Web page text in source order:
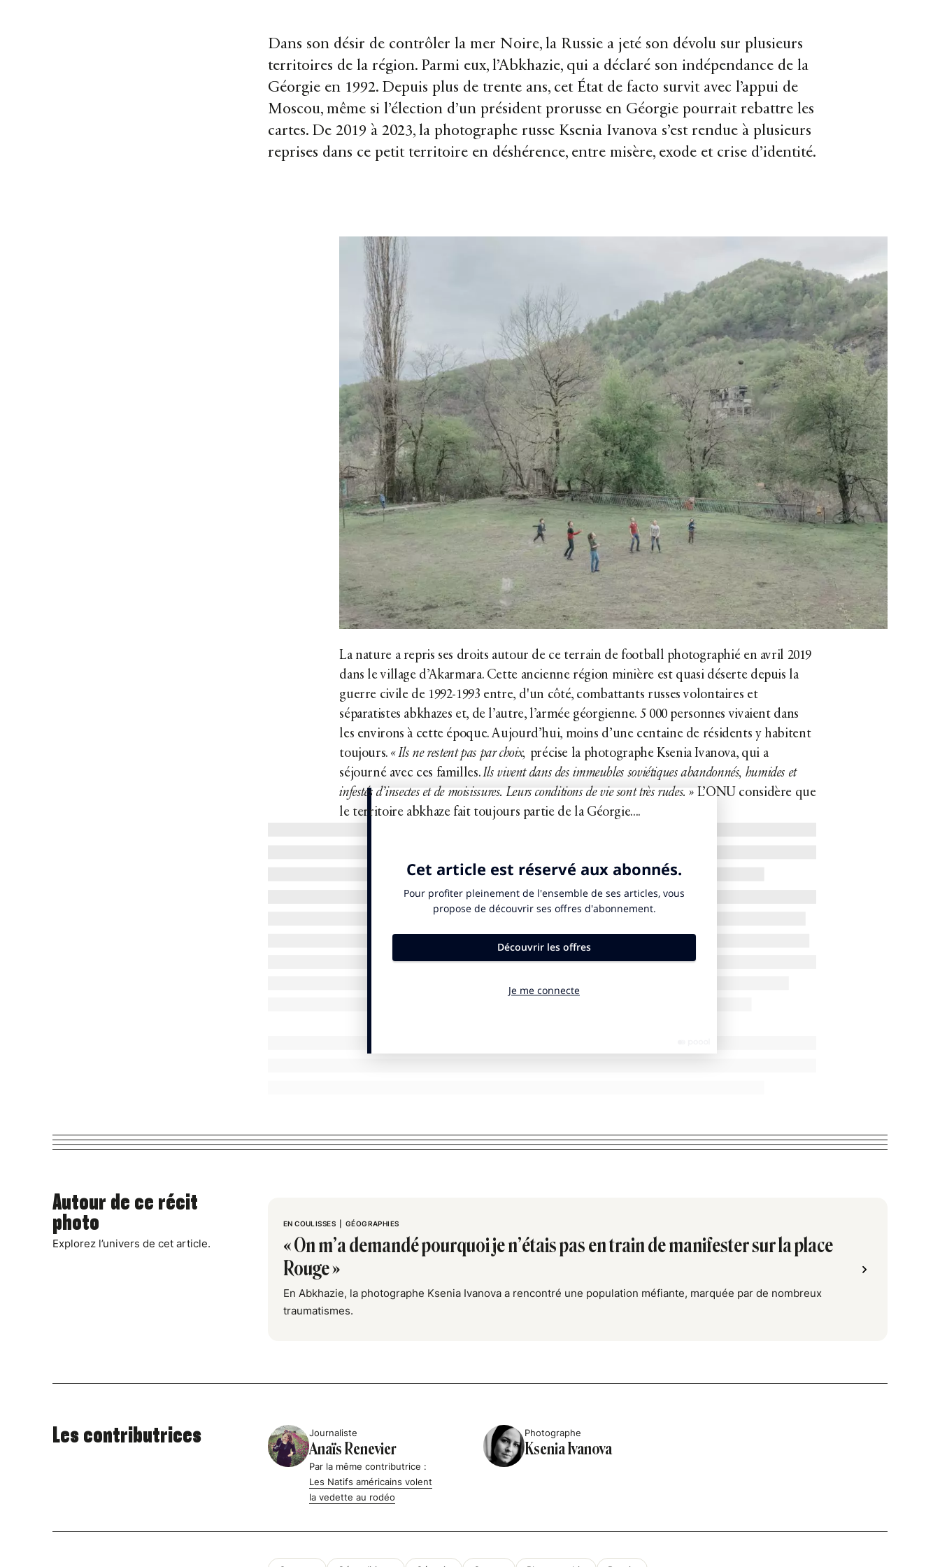
Dans son désir de contrôler la mer Noire, la Russie a jeté son dévolu sur plusieurs
territoires de la région. Parmi eux, l’Abkhazie, qui a déclaré son indépendance de la
Géorgie en 1992. Depuis plus de trente ans, cet État de facto survit avec l’appui de
Moscou, même si l’élection d’un président prorusse en Géorgie pourrait rebattre les
cartes. De 2019 à 2023, la photographe russe Ksenia Ivanova s’est rendue à plusieurs
reprises dans ce petit territoire en déshérence, entre misère, exode et crise d’identité.
La nature a repris ses droits autour de ce terrain de football photographié en avril 2019
dans le village d’Akarmara. Cette ancienne région minière est quasi déserte depuis la
guerre civile de 1992-1993 entre, d'un côté, combattants russes volontaires et
séparatistes abkhazes et, de l’autre, l’armée géorgienne. 5 000 personnes vivaient dans
les environs à cette époque. Aujourd’hui, moins d’une centaine de résidents y habitent
toujours. « Ils ne restent pas par choix, précise la photographe Ksenia Ivanova, qui a
séjourné avec ces familles.Ils vivent dans des immeubles soviétiques abandonnés, humides et
infestés d’insectes et de moisissures. Leurs conditions de vie sont très rudes. » L’ONU considère que
le territoire abkhaze fait toujours partie de la Géorgie....
Autour de ce récit
photo
Explorez l’univers de cet article.
EN COULISSES|GÉOGRAPHIES
« On m’a demandé pourquoi je n’étais pas en train de manifester sur la place
Rouge »
En Abkhazie, la photographe Ksenia Ivanova a rencontré une population méfiante, marquée par de nombreux
traumatismes.
Les contributrices Journaliste
Anaïs Renevier
Par la même contributrice :
Les Natifs américains volent
la vedette au rodéo
Photographe
Ksenia Ivanova